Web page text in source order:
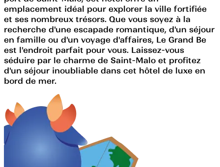
emplacement idéal pour explorer la ville fortifiée
et ses nombreux trésors. Que vous soyez à la
recherche d'une escapade romantique, d'un séjour
en famille ou d'un voyage d'affaires, Le Grand Be
est l'endroit parfait pour vous. Laissez-vous
séduire par le charme de Saint-Malo et profitez
d'un séjour inoubliable dans cet hôtel de luxe en
bord de mer.